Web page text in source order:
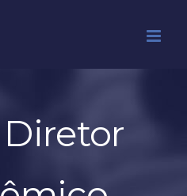
Diretor